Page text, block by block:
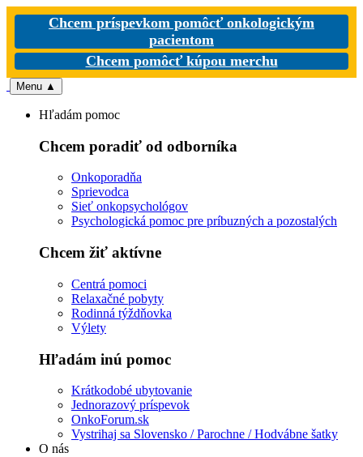
Chcem príspevkom pomôcť onkologickým
pacientom
Chcem pomôcť kúpou merchu
Menu ▲
Hľadám pomoc
Chcem poradiť od odborníka
Onkoporadňa
Sprievodca
Sieť onkopsychológov
Psychologická pomoc pre príbuzných a pozostalých
Chcem žiť aktívne
Centrá pomoci
Relaxačné pobyty
Rodinná týždňovka
Výlety
Hľadám inú pomoc
Krátkodobé ubytovanie
Jednorazový príspevok
OnkoForum.sk
Vystrihaj sa Slovensko / Parochne / Hodvábne šatky
O nás